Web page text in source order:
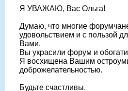
Я УВАЖАЮ, Вас Ольга!
Думаю, что многие
удовольствием и с пользой
Вами.
Вы украсили форум и
Я восхищена Вашим
доброжелательностью.
Будьте счастливы.